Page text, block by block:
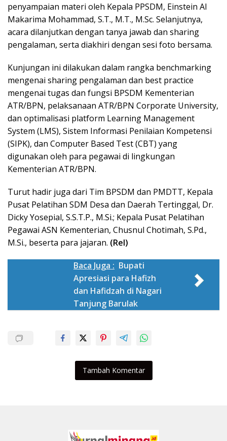
penyampaian materi oleh Kepala PPSDM, Einstein Al
Makarima Mohammad, S.T., M.T., M.Sc. Selanjutnya,
acara dilanjutkan dengan tanya jawab dan sharing
pengalaman, serta diakhiri dengan sesi foto bersama.
Kunjungan ini dilakukan dalam rangka benchmarking
mengenai sharing pengalaman dan best practice
mengenai tugas dan fungsi BPSDM Kementerian
ATR/BPN, pelaksanaan ATR/BPN Corporate University,
dan optimalisasi platform Learning Management
System (LMS), Sistem Informasi Penilaian Kompetensi
(SIPK), dan Computer Based Test (CBT) yang
digunakan oleh para pegawai di lingkungan
Kementerian ATR/BPN.
Turut hadir juga dari Tim BPSDM dan PMDTT, Kepala
Pusat Pelatihan SDM Desa dan Daerah Tertinggal, Dr.
Dicky Yosepial, S.S.T.P., M.Si.; Kepala Pusat Pelatihan
Pegawai ASN Kementerian, Chusnul Chotimah, S.Pd.,
M.Si., beserta para jajaran. (Rel)
Baca Juga : Bupati
Apresiasi para Hafizh
dan Hafidzah di Nagari
Tanjung Barulak
Tambah Komentar